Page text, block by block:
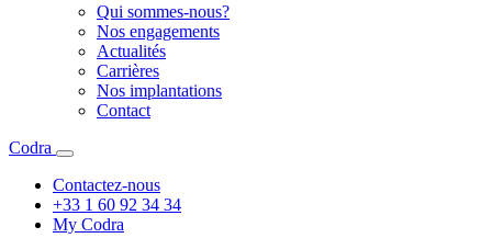
Qui sommes-nous?
Nos engagements
Actualités
Carrières
Nos implantations
Contact
Codra
Contactez-nous
+33 1 60 92 34 34
My Codra